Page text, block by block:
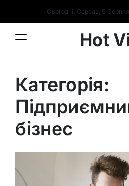
вмісту
Сьогодні: Середа, 5
Hot
Категорія:
бізнес